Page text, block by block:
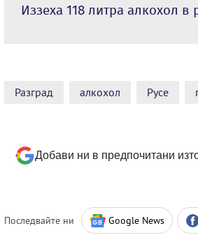
Иззеха 118 литра алкохол
Разград алкохол Русе
Добави ни в предпочитани
Последвайте ни Google News